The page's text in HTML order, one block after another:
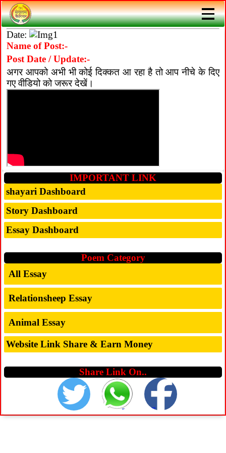
Date:
Name of Post:-
Post Date / Update:-
अगर आपको अभी भी कोई दिक्कत आ रहा है तो आप नीचे के दिए
गए वीडियो को जरूर देखें।
IMPORTANT LINK
shayari Dashboard
Story Dashboard
Essay Dashboard
Poem Category
All Essay
Relationsheep Essay
Animal Essay
Website Link Share & Earn Money
Share Link On..